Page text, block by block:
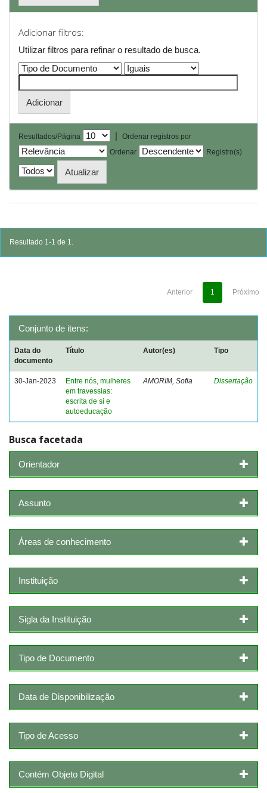
Adicionar filtros:
Utilizar filtros para refinar o resultado de busca.
Resultados/Página |
Ordenar registros por
Ordenar
Registro(s)
Resultado 1-1 de 1.
Anterior 1 Próximo
Conjunto de itens:
Data do
documento
Título Autor(es) Tipo
30-Jan-2023
Entre nós, mulheres
em travessias:
escrita de si e
autoeducação
AMORIM, Sofia Dissertação
Busca facetada
Orientador
Assunto
Áreas de conhecimento
Instituição
Sigla da Instituição
Tipo de Documento
Data de Disponibilização
Tipo de Acesso
Contém Objeto Digital